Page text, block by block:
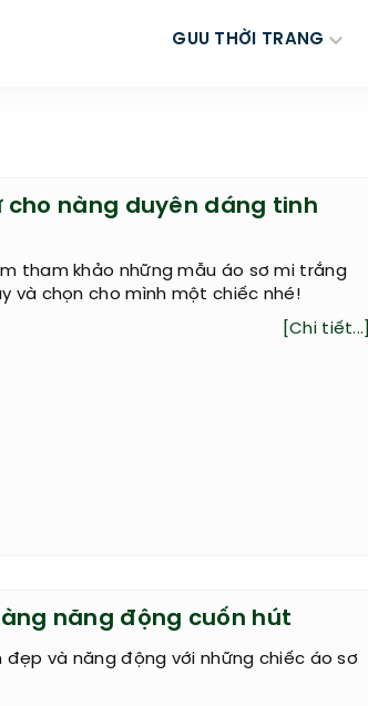
GUU THỜI TRANG
cho nàng duyên dáng tinh
tham khảo những mẫu áo sơ mi trắng
và chọn cho mình một chiếc nhé!
[Chi tiết...]
năng động cuốn hút
đẹp và năng động với những chiếc áo sơ